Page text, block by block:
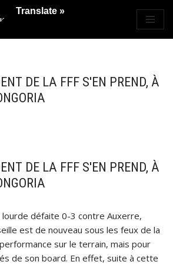
DE LA FFF S'EN PREND, À
DE LA FFF S'EN PREND, À
lourde défaite 0-3 contre Auxerre,
est de nouveau sous les feux de la
sur le terrain, mais pour
de son board. En effet, suite à cette
Translate »